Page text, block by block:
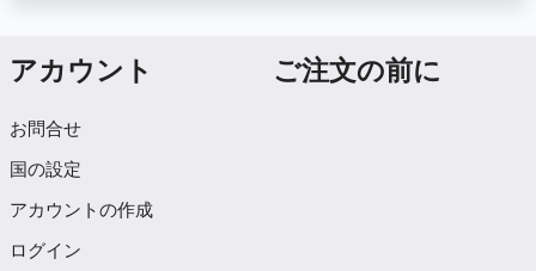
アカウント
お問合せ
国の設定
アカウントの作成
ログイン
ご注文の前に